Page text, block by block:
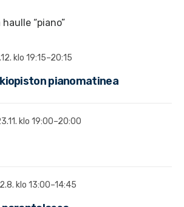
“piano”
klo 19:15–20:15
pianomatinea
klo 19:00–20:00
klo 13:00–14:45